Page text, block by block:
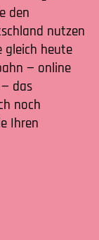
den
nutzen
gleich heute
— online
das
noch
Ihren